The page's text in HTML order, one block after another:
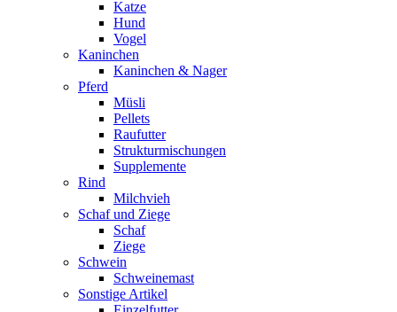
Katze
Hund
Vogel
Kaninchen
Kaninchen & Nager
Pferd
Müsli
Pellets
Raufutter
Strukturmischungen
Supplemente
Rind
Milchvieh
Schaf und Ziege
Schaf
Ziege
Schwein
Schweinemast
Sonstige Artikel